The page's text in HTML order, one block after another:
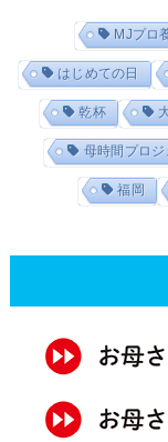
MJプロ
はじめての日
乾杯
母時間プロジ
福岡